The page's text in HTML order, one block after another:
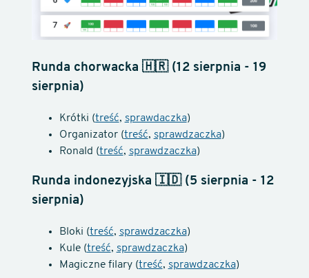
Runda chorwacka 🇭🇷 (12 sierpnia - 19
sierpnia)
Krótki (treść, sprawdaczka)
Organizator (treść, sprawdzaczka)
Ronald (treść, sprawdzaczka)
Runda indonezyjska 🇮🇩 (5 sierpnia - 12
sierpnia)
Bloki (treść, sprawdzaczka)
Kule (treść, sprawdzaczka)
Magiczne filary (treść, sprawdzaczka)